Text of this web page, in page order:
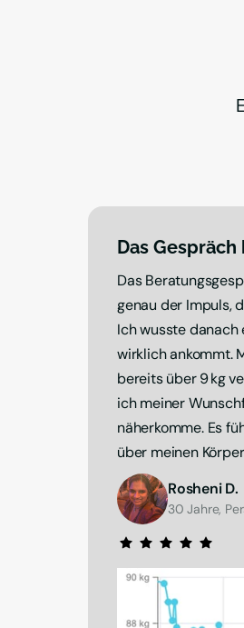
Das
Das
genau der Impuls,
Ich wusste danach
wirklich ankommt.
bereits über 9 kg
ich meiner
näherkomme. Es
über meinen
Rosheni D.
30 Jahre,